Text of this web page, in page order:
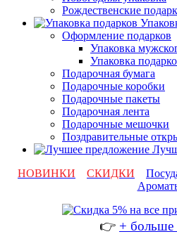
Рождественские
Оформление подарков
Упаковка
Упаковка
Подарочная бумага
Подарочные коробки
Подарочные пакеты
Подарочная лента
Подарочные мешочки
Поздравительные
НОВИНКИ
СКИДКИ
👉 + больше